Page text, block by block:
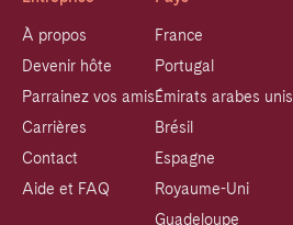
À propos
Devenir hôte
Parrainez vos amis
Carrières
Contact
Aide et FAQ
France
Portugal
Émirats arabes unis
Brésil
Espagne
Royaume-Uni
Guadeloupe